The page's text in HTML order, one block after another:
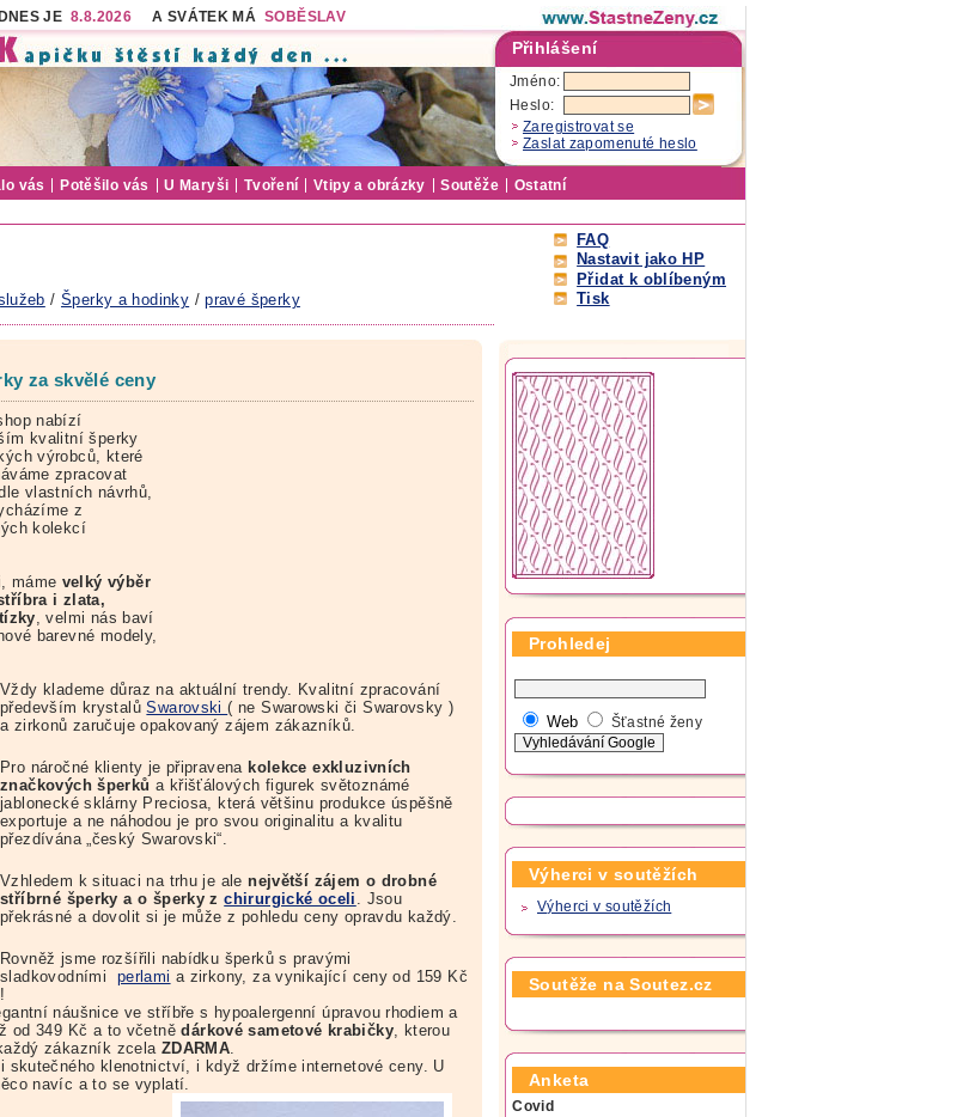
DNES JE 8.8.2026 A SVÁTEK MÁ SOBĚSLAV
Přihlášení
Jméno:
Heslo:
Zaregistrovat se
Zaslat zapomenuté heslo
vás Potěšilo vás U Maryši Tvoření Vtipy a obrázky Soutěže Ostatní
/ Šperky a hodinky /pravé šperky
FAQ
Nastavit jako HP
Přidat k oblíbeným
Tisk
za skvělé ceny
nabízí
kvalitní šperky
výrobců, které
zpracovat
vlastních návrhů,
z
kolekcí
máme velký výběr
i zlata,
, velmi nás baví
barevné modely,
Vždy klademe důraz na aktuální trendy. Kvalitní zpracování
především krystalůSwarovski( ne Swarowski či Swarovsky )
a zirkonů zaručuje opakovaný zájem zákazníků.
Pro náročné klienty je připravena kolekce exkluzivních
značkových šperkůa křišťálových figurek světoznámé
jablonecké sklárny Preciosa, která většinu produkce úspěšně
exportuje a ne náhodou je pro svou originalitu a kvalitu
přezdívána „český Swarovski“.
Vzhledem k situaci na trhu je alenejvětší zájem o drobné
stříbrné šperky a o šperky zchirurgické oceli
. Jsou
překrásné a dovolit si je může z pohledu ceny opravdu každý.
Rovněž jsme rozšířili nabídku šperků s pravými
sladkovodními perlami a zirkony, za vynikající ceny od 159 Kč
!
náušnice ve stříbře s hypoalergenní úpravou rhodiem a
od 349 Kč a to včetnědárkové sametové krabičky, kterou
zákazník zcela ZDARMA
skutečného klenotnictví, i když držíme internetové ceny. U
navíc a to se vyplatí.
Prohledej
Web Šťastné ženy
Výherci v soutěžích
Výherci v soutěžích
Soutěže na Soutez.cz
Anketa
Covid